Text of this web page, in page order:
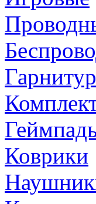
Коврики